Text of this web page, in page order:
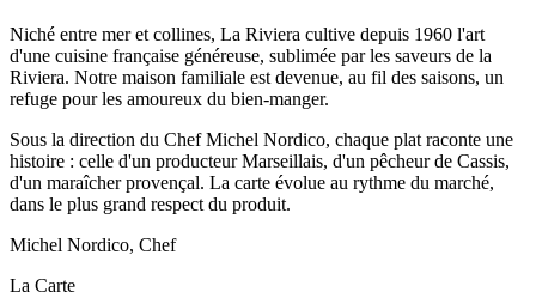
Niché entre mer et collines, La Riviera cultive depuis 1960 l'art
d'une cuisine française généreuse, sublimée par les saveurs de la
Riviera. Notre maison familiale est devenue, au fil des saisons, un
refuge pour les amoureux du bien-manger.
Sous la direction du ChefMichel Nordico, chaque plat raconte une
histoire : celle d'un producteur Marseillais, d'un pêcheur de Cassis,
d'un maraîcher provençal. La carte évolue au rythme du marché,
dans le plus grand respect du produit.
Michel Nordico, Chef
La Carte